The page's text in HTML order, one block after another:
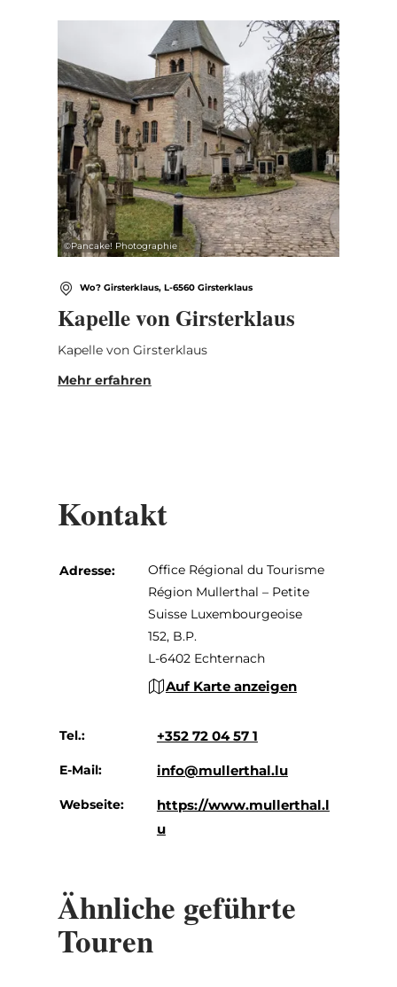
©Pancake! Photographie
Wo? Girsterklaus, L-6560 Girsterklaus
Kapelle von Girsterklaus
Kapelle von Girsterklaus
Mehr erfahren
Kontakt
Adresse:
Office Régional du Tourisme
Région Mullerthal – Petite
Suisse Luxembourgeoise
152, B.P.
L-6402 Echternach
Auf Karte anzeigen
Tel.: +352 72 04 57 1
E-Mail: info@mullerthal.lu
Webseite:
https://www.mullerthal.l
u
Ähnliche geführte
Touren